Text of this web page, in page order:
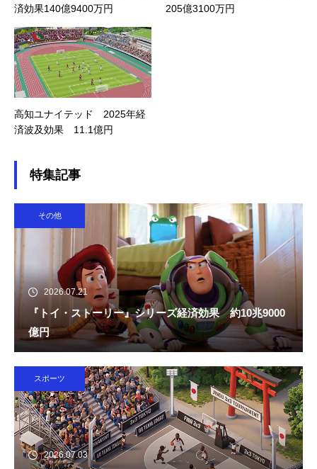
済効果140億9400万円
205億3100万円
高知ユナイテッド 2025年経
済波及効果 11.1億円
特集記事
その他
2026.07.21
『トイ・ストーリー』シリーズ経済効果 約10兆9000
億円
スポーツ
2026.07.03